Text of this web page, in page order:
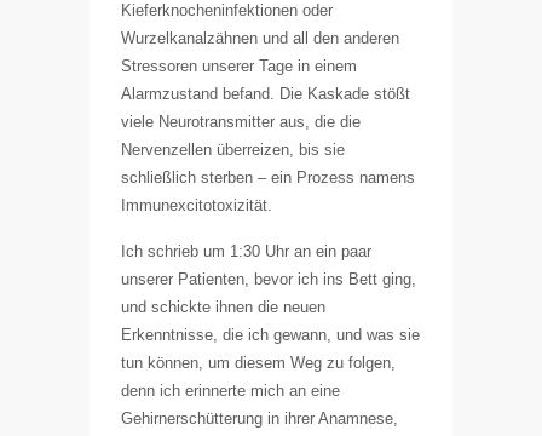
Kieferknocheninfektionen oder
Wurzelkanalzähnen und all den anderen
Stressoren unserer Tage in einem
Alarmzustand befand. Die Kaskade stößt
viele Neurotransmitter aus, die die
Nervenzellen überreizen, bis sie
schließlich sterben – ein Prozess namens
Immunexcitotoxizität.
Ich schrieb um 1:30 Uhr an ein paar
unserer Patienten, bevor ich ins Bett ging,
und schickte ihnen die neuen
Erkenntnisse, die ich gewann, und was sie
tun können, um diesem Weg zu folgen,
denn ich erinnerte mich an eine
Gehirnerschütterung in ihrer Anamnese,